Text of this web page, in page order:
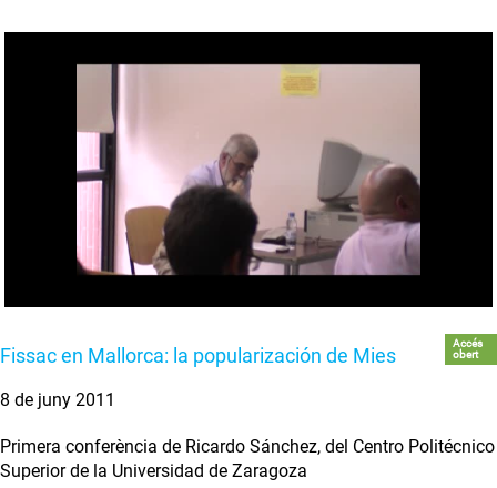
Fissac en Mallorca: la popularización de Mies
Accés
obert
8 de juny 2011
Primera conferència de Ricardo Sánchez, del Centro Politécnico
Superior de la Universidad de Zaragoza